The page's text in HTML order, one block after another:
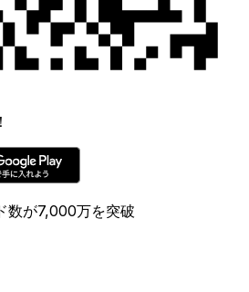
数が7,000万を突破